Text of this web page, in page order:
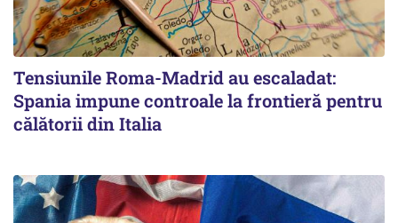
Tensiunile Roma-Madrid au escaladat:
Spania impune controale la frontieră pentru
călătorii din Italia